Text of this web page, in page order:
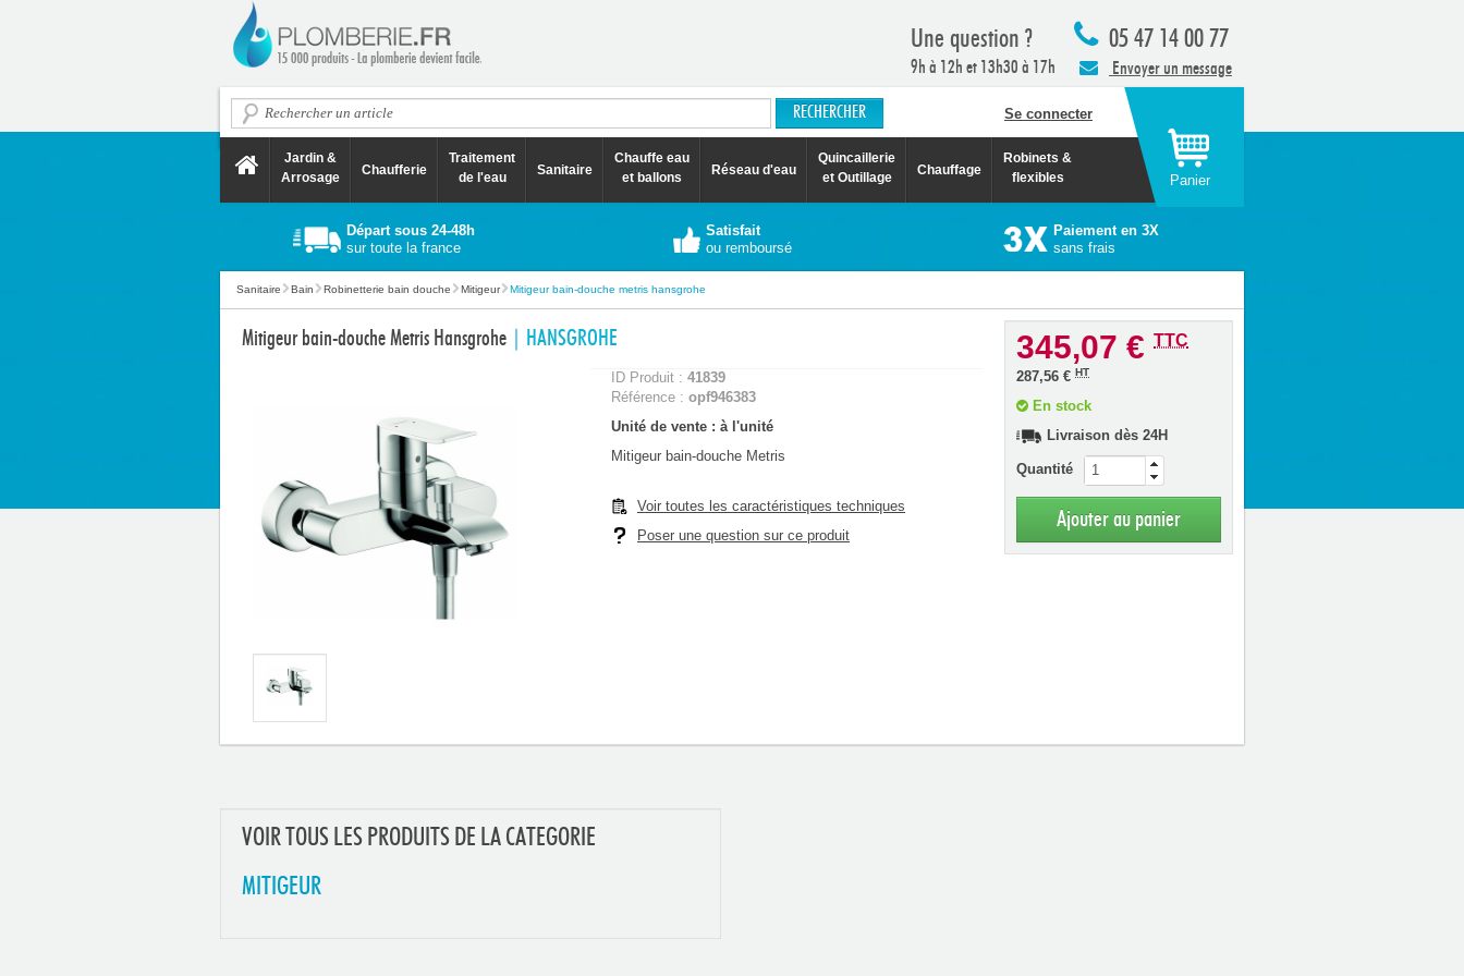
05 47 14 00 77
Envoyer un message
Une question ?
9h à 12h et 13h30 à 17h
Se connecter
Jardin &
Arrosage
Chaufferie
Traitement
de l'eau
Sanitaire
Chauffe eau
et ballons
Réseau d'eau
Quincaillerie
et Outillage
Chauffage
Robinets &
flexibles
Panier
Départ sous 24-48h
sur toute la france
Satisfait
ou remboursé
Paiement en 3X
sans frais
Sanitaire Bain Robinetterie bain douche Mitigeur Mitigeur bain-douche metris hansgrohe
Mitigeur bain-douche Metris Hansgrohe | HANSGROHE
ID Produit : 41839
Référence : opf946383
Unité de vente : à l'unité
Mitigeur bain-douche Metris
Voir toutes les caractéristiques techniques
Poser une question sur ce produit
345,07 € TTC
287,56 € HT
En stock
Livraison dès 24H
Quantité
Ajouter au panier
VOIR TOUS LES PRODUITS DE LA CATEGORIE
MITIGEUR